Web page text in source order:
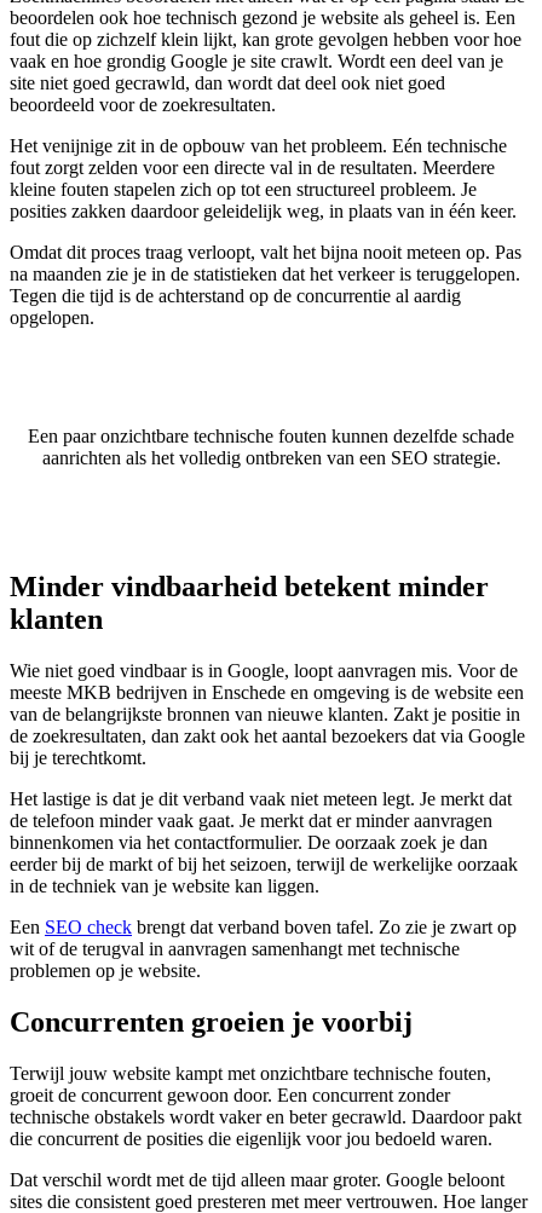
beoordelen ook hoe technisch gezond je website als geheel is. Een
fout die op zichzelf klein lijkt, kan grote gevolgen hebben voor hoe
vaak en hoe grondig Google je site crawlt. Wordt een deel van je
site niet goed gecrawld, dan wordt dat deel ook niet goed
beoordeeld voor de zoekresultaten.
Het venijnige zit in de opbouw van het probleem. Eén technische
fout zorgt zelden voor een directe val in de resultaten. Meerdere
kleine fouten stapelen zich op tot een structureel probleem. Je
posities zakken daardoor geleidelijk weg, in plaats van in één keer.
Omdat dit proces traag verloopt, valt het bijna nooit meteen op. Pas
na maanden zie je in de statistieken dat het verkeer is teruggelopen.
Tegen die tijd is de achterstand op de concurrentie al aardig
opgelopen.
Een paar onzichtbare technische fouten kunnen dezelfde schade
aanrichten als het volledig ontbreken van een SEO strategie.
Minder vindbaarheid betekent minder
klanten
Wie niet goed vindbaar is in Google, loopt aanvragen mis. Voor de
meeste MKB bedrijven in Enschede en omgeving is de website een
van de belangrijkste bronnen van nieuwe klanten. Zakt je positie in
de zoekresultaten, dan zakt ook het aantal bezoekers dat via Google
bij je terechtkomt.
Het lastige is dat je dit verband vaak niet meteen legt. Je merkt dat
de telefoon minder vaak gaat. Je merkt dat er minder aanvragen
binnenkomen via het contactformulier. De oorzaak zoek je dan
eerder bij de markt of bij het seizoen, terwijl de werkelijke oorzaak
in de techniek van je website kan liggen.
Een SEO check brengt dat verband boven tafel. Zo zie je zwart op
wit of de terugval in aanvragen samenhangt met technische
problemen op je website.
Concurrenten groeien je voorbij
Terwijl jouw website kampt met onzichtbare technische fouten,
groeit de concurrent gewoon door. Een concurrent zonder
technische obstakels wordt vaker en beter gecrawld. Daardoor pakt
die concurrent de posities die eigenlijk voor jou bedoeld waren.
Dat verschil wordt met de tijd alleen maar groter. Google beloont
sites die consistent goed presteren met meer vertrouwen. Hoe langer